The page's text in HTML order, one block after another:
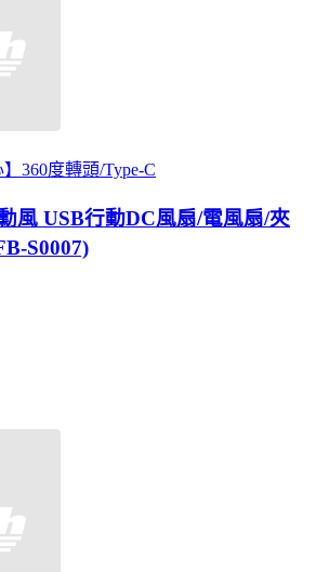
】360度轉頭/Type-C
風 USB行動DC風扇/電風扇/夾
S0007)